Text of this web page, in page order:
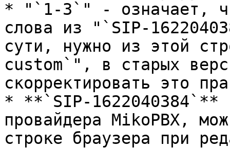
* "`1-3`" - означает,
слова из "`SIP-
сути, нужно из этой
custom`", в старых
скорректировать это
* **`SIP-1622040384`**
провайдера MikoPBX,
строке браузера при